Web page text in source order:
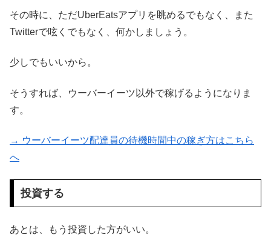
その時に、ただUberEatsアプリを眺めるでもなく、また
Twitterで呟くでもなく、何かしましょう。
少しでもいいから。
そうすれば、ウーバーイーツ以外で稼げるようになりま
す。
→ ウーバーイーツ配達員の待機時間中の稼ぎ方はこちら
へ
投資する
あとは、もう投資した方がいい。